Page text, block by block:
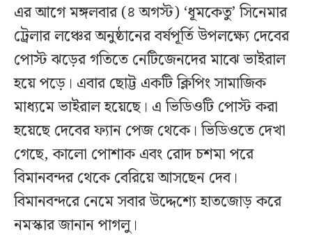
এর আগে মঙ্গলবার (৪ অগস্ট) ‘ধূমকেতু’ সিনেমার
ট্রেলার লঞ্চের অনুষ্ঠানের বর্ষপূর্তি উপলক্ষ্যে দেবের
পোস্ট ঝড়ের গতিতে নেটিজেনদের মাঝে ভাইরাল
হয়ে পড়ে। এবার ছোট্ট একটি ক্লিপিং সামাজিক
মাধ্যমে ভাইরাল হয়েছে। এ ভিডিওটি পোস্ট করা
হয়েছে দেবের ফ্যান পেজ থেকে। ভিডিওতে দেখা
গেছে, কালো পোশাক এবং রোদ চশমা পরে
বিমানবন্দর থেকে বেরিয়ে আসছেন দেব।
বিমানবন্দরে নেমে সবার উদ্দেশ্যে হাতজোড় করে
নমস্কার জানান পাগলু।